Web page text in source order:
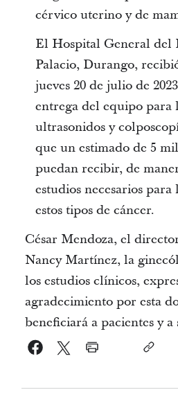
cérvico uterino y de
El Hospital General del
Palacio, Durango,
jueves 20 de julio de
entrega del equipo para
ultrasonidos y
que un estimado de 5
puedan recibir, de
estudios necesarios
estos tipos de cáncer.
César Mendoza, el
Nancy Martínez, la
los estudios clínicos,
agradecimiento por esta
beneficiará a pacientes y a